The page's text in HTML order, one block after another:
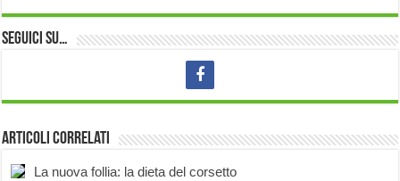
Seguici su…
Articoli correlati
La nuova follia: la dieta del corsetto